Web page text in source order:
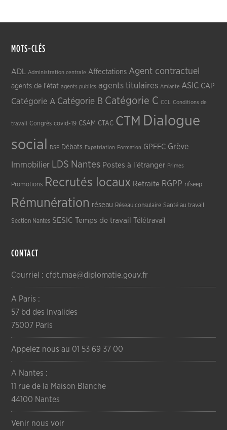
MOTS-CLÉS
ADL Administration centrale Affectations Agent contractuel
agents de l'état agents publics agents titulaires Amiante ASIC CAP
Catégorie A Catégorie B Catégorie C CCL Conditions de
travail Congrès covid-19 CSAM CTAC CTM Dialogue
social
DSP Débats Expatriation Formation GPEEC Grève
Immobilier LDS Nantes Postes à l'étranger Primes
Promotions Recrutés locaux Retraite RGPP rifseep
Rémunération réseau Réseau consulaire Santé au travail
Section Nantes SESIC Temps de travail Télétravail
CONTACT
Courriel : cfdt.mae@diplomatie.gouv.fr
A Paris :
57 bd des Invalides
75007 Paris
Appelez nous au 01 53 69 37 00
A Nantes :
11 rue de la Maison Blanche
44100 Nantes
Venir nous voir